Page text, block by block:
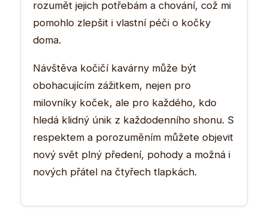
rozumět jejich potřebám a chování, což mi
pomohlo zlepšit i vlastní péči o kočky
doma.
Návštěva kočičí kavárny může být
obohacujícím zážitkem, nejen pro
milovníky koček, ale pro každého, kdo
hledá klidný únik z každodenního shonu. S
respektem a porozuměním můžete objevit
nový svět plný předení, pohody a možná i
nových přátel na čtyřech tlapkách.